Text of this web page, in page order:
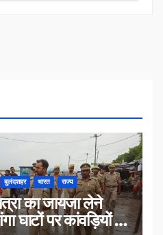
बुलंदशहर भारत राज्य
का जायजा लेने
घाटों पर कांवड़ियों से